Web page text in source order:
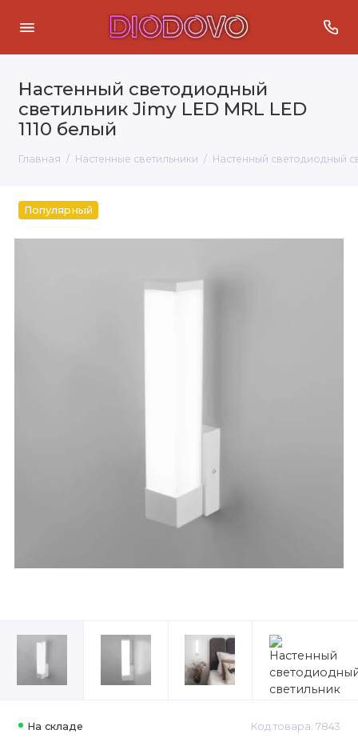
Настенный светодиодный
светильник Jimy LED MRL LED
1110 белый
Главная Настенные светильники Настенный светодиодный
Популярный
На складе Код товара: 7843